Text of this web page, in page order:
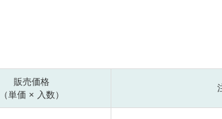
販売価格
（単価 × 入数）